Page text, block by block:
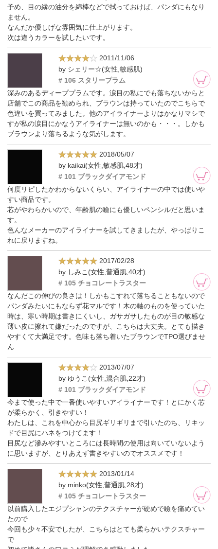
予め、目の縁の油分を綿棒などで拭っておけば、パンダにもなり
ません。
なんだか優しげな雰囲気に仕上がります。
次は違うカラーを試したいです。
2011/11/06
by シェリー☆(女性,敏感肌)
# 106 スタリープラム
深みのあるディーププラムです。涙目の私にでも落ちないからと
店舗でこの商品を勧められ、ブラウンは持っていたのでこちらで
色違いを買ってみました。他のアイライナーよりはかなりマシで
すが私の涙目にかなうアイライナーは無いのかも・・・。しかも
ブラウンより落ちるような気がします。
2018/05/07
by kaikai(女性,敏感肌,48才)
# 101 ブラックダイアモンド
何度リピしたかわからないくらい、アイライナーの中では使いや
すい商品です。
芯がやわらかいので、年齢肌の瞼にも優しいペンシルだと思いま
す。
色んなメーカーのアイライナーを試してきましたが、やっぱりこ
れに戻りますね。
2017/02/28
by しみこ(女性,普通肌,40才)
# 105 チョコレートラスター
なんだこの伸びの良さは！しかもこすれて落ちることもないので
パンダみたいにもならず花マルです！木の軸のものを使っていた
時は、寒い時期は書きにくいし、ガサガサしたものが目の敏感な
薄い皮に擦れて嫌だったのですが、こちらは大丈夫。とても描き
やすくて大満足です。色味も落ち着いたブラウンでTPO選びませ
ん
2013/07/07
by ゆうこ(女性,混合肌,22才)
# 101 ブラックダイアモンド
今まで使った中で一番使いやすいアイライナーです！とにかく芯
が柔らかく、引きやすい！
わたしは、これを中心から目尻ギリギリまで引いたのち、リキッ
ドで目尻にハネをつけてます！
目尻など滲みやすいところには長時間の使用は向いていないよう
に思いますが、とりあえず書きやすいのでオススメです！
2013/01/14
by minko(女性,普通肌,28才)
# 105 チョコレートラスター
以前購入したエジプシャンのテクスチャーが硬めで瞼を痛めてい
たので
今回も少々不安でしたが、こちらはとても柔らかいテクスチャー
で